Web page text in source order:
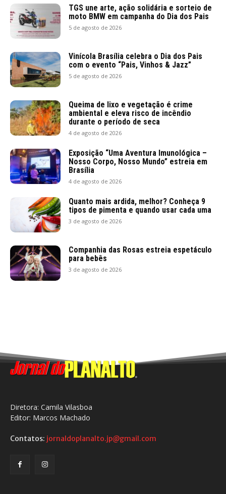
TGS une arte, ação solidária e sorteio de
moto BMW em campanha do Dia dos Pais
5 de agosto de 2026
Vinícola Brasília celebra o Dia dos Pais
com o evento “Pais, Vinhos & Jazz”
5 de agosto de 2026
Queima de lixo e vegetação é crime
ambiental e eleva risco de incêndio
durante o período de seca
4 de agosto de 2026
Exposição “Uma Aventura Imunológica –
Nosso Corpo, Nosso Mundo” estreia em
Brasília
4 de agosto de 2026
Quanto mais ardida, melhor? Conheça 9
tipos de pimenta e quando usar cada uma
3 de agosto de 2026
Companhia das Rosas estreia espetáculo
para bebês
3 de agosto de 2026
Diretora: Camila Vilasboa
Editor: Marcos Machado
Contatos: jornaldoplanalto.jp@gmail.com